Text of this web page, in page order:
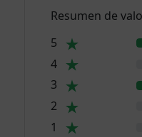
Resumen de
5
4
3
2
1